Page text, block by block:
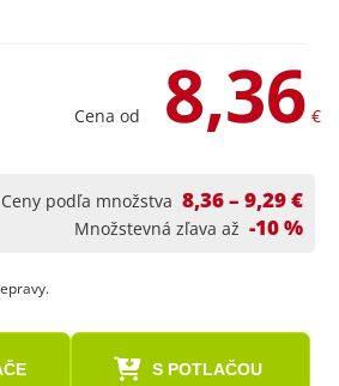
Cena od 8,36 €
Ceny podľa množstva 8,36 – 9,29 €
Množstevná zľava až -10 %
S POTLAČOU